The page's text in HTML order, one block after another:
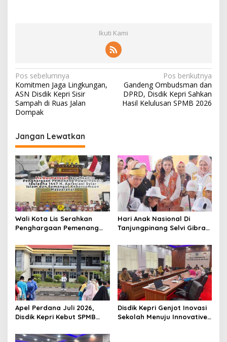
Ikuti Kami
N
a
v
i
g
a
s
i
p
o
s
Pos sebelumnya
Komitmen Jaga Lingkungan,
ASN Disdik Kepri Sisir
Sampah di Ruas Jalan
Dompak
Pos berikutnya
Gandeng Ombudsman dan
DPRD, Disdik Kepri Sahkan
Hasil Kelulusan SPMB 2026
Jangan Lewatkan
Wali Kota Lis Serahkan
Penghargaan Pemenang
H, Ajak Masyarakat Terus
Hidupkan Syiar Islam
Hari Anak Nasional Di
Tanjungpinang Selvi Gibran
Nasional RANA
Apel Perdana Juli 2026,
Disdik Kepri Kebut SPMB
Disdik Kepri Genjot Inovasi
Sekolah Menuju Innovative